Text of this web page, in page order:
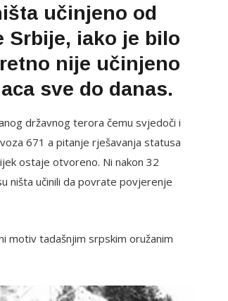
učinjeno od
Srbije, iako je bilo
nije učinjeno
sve do danas.
državnog terora čemu svjedoči i
671 a pitanje rješavanja statusa
ostaje otvoreno. Ni nakon 32
ništa učinili da povrate povjerenje
motiv tadašnjim srpskim oružanim